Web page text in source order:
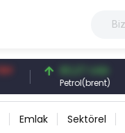
83,27 USD
Petrol(brent)
Emlak Sektörel